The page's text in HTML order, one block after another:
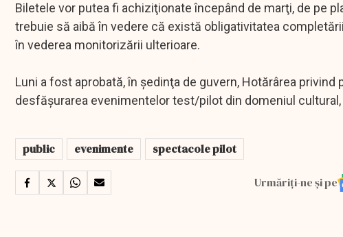
Biletele vor putea fi achiziţionate începând de marţi, de pe
trebuie să aibă în vedere că există obligativitatea
în vederea monitorizării ulterioare.
Luni a fost aprobată, în şedinţa de guvern, Hotărârea
desfăşurarea evenimentelor test/pilot din domeniul
public evenimente spectacole pilot
Urmăriți-ne și pe